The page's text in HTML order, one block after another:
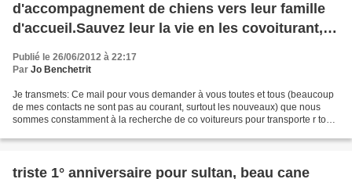
d'accompagnement de chiens vers leur famille
d'accueil.Sauvez leur la vie en les covoiturant,
merci.
Publié le 26/06/2012 à 22:17
Par Jo Benchetrit
Je transmets: Ce mail pour vous demander à vous toutes et tous (beaucoup
de mes contacts ne sont pas au courant, surtout les nouveaux) que nous
sommes constamment à la recherche de co voitureurs pour transporte r tous
triste 1° anniversaire pour sultan, beau cane